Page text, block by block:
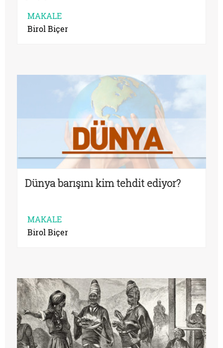
MAKALE
Birol Biçer
Dünya barışını kim tehdit ediyor?
MAKALE
Birol Biçer